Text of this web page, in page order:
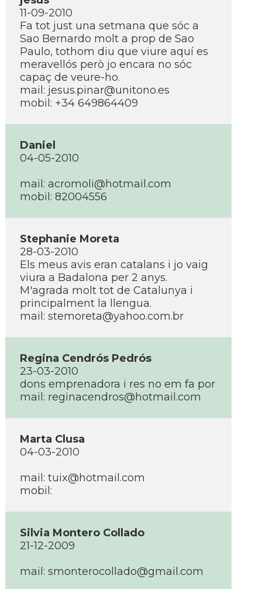
11-09-2010
Fa tot just una setmana que sóc a
Sao Bernardo molt a prop de Sao
Paulo, tothom diu que viure aquí­ es
meravellós però jo encara no sóc
capaç de veure-ho.
mail: jesus.pinar@unitono.es
mobil: +34 649864409
Daniel
04-05-2010
mail: acromoli@hotmail.com
mobil: 82004556
Stephanie Moreta
28-03-2010
Els meus avis eran catalans i jo vaig
viura a Badalona per 2 anys.
M'agrada molt tot de Catalunya i
principalment la llengua.
mail: stemoreta@yahoo.com.br
Regina Cendrós Pedrós
23-03-2010
dons emprenadora i res no em fa por
mail: reginacendros@hotmail.com
Marta Clusa
04-03-2010
mail: tuix@hotmail.com
mobil:
Silvia Montero Collado
21-12-2009
mail: smonterocollado@gmail.com